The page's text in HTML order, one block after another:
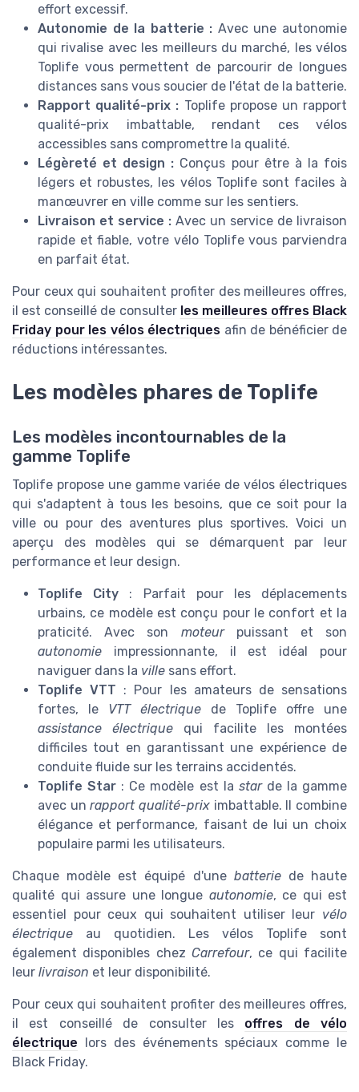
effort excessif.
Autonomie de la batterie : Avec une autonomie
qui rivalise avec les meilleurs du marché, les vélos
Toplife vous permettent de parcourir de longues
distances sans vous soucier de l'état de la batterie.
Rapport qualité-prix : Toplife propose un rapport
qualité-prix imbattable, rendant ces vélos
accessibles sans compromettre la qualité.
Légèreté et design : Conçus pour être à la fois
légers et robustes, les vélos Toplife sont faciles à
manœuvrer en ville comme sur les sentiers.
Livraison et service : Avec un service de livraison
rapide et fiable, votre vélo Toplife vous parviendra
en parfait état.
Pour ceux qui souhaitent profiter des meilleures offres,
il est conseillé de consulter les meilleures offres Black
Friday pour les vélos électriques afin de bénéficier de
réductions intéressantes.
Les modèles phares de Toplife
Les modèles incontournables de la
gamme Toplife
Toplife propose une gamme variée de vélos électriques
qui s'adaptent à tous les besoins, que ce soit pour la
ville ou pour des aventures plus sportives. Voici un
aperçu des modèles qui se démarquent par leur
performance et leur design.
Toplife City : Parfait pour les déplacements
urbains, ce modèle est conçu pour le confort et la
praticité. Avec son moteurpuissant et son
autonomie impressionnante, il est idéal pour
naviguer dans la ville sans effort.
Toplife VTT : Pour les amateurs de sensations
fortes, le VTT électrique de Toplife offre une
assistance électrique qui facilite les montées
difficiles tout en garantissant une expérience de
conduite fluide sur les terrains accidentés.
Toplife Star : Ce modèle est la starde la gamme
avec unrapport qualité-prix imbattable. Il combine
élégance et performance, faisant de lui un choix
populaire parmi les utilisateurs.
Chaque modèle est équipé d'une batteriede haute
qualité qui assure une longue autonomie, ce qui est
essentiel pour ceux qui souhaitent utiliser leur vélo
électrique au quotidien. Les vélos Toplife sont
également disponibles chez Carrefour, ce qui facilite
leur livraison et leur disponibilité.
Pour ceux qui souhaitent profiter des meilleures offres,
il est conseillé de consulter les offres de vélo
électrique lors des événements spéciaux comme le
Black Friday.